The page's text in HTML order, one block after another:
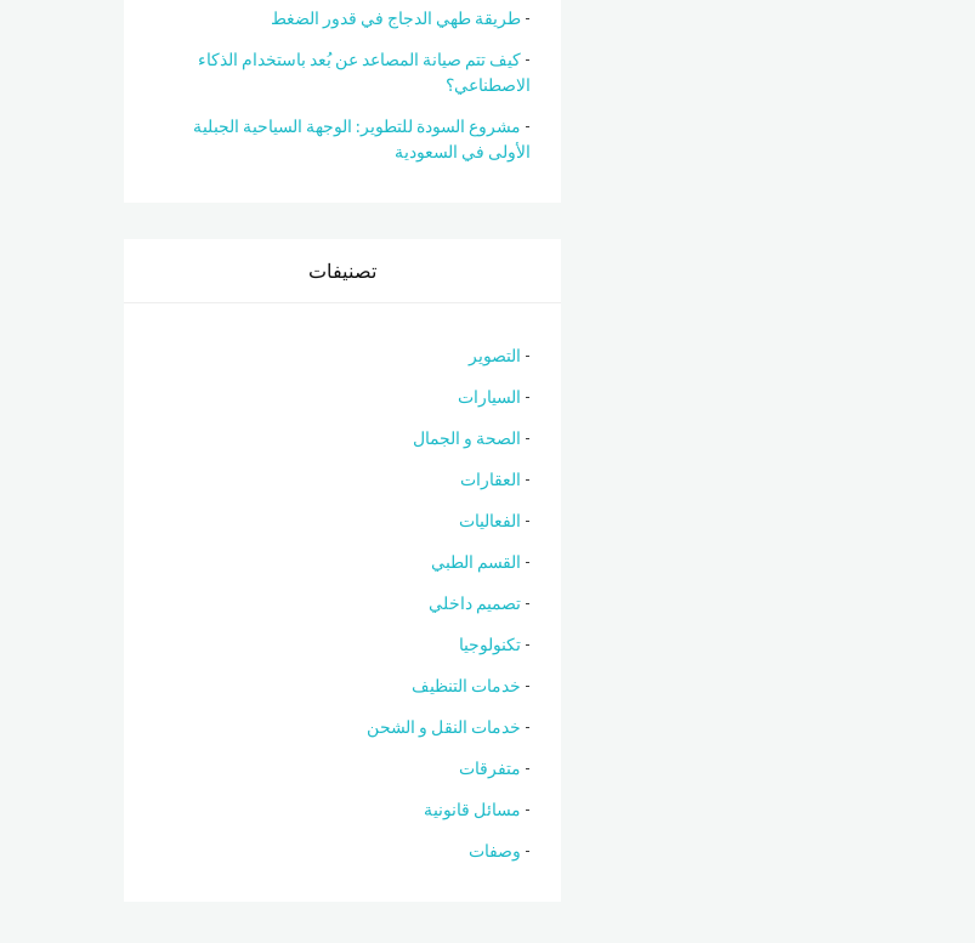
طريقة طهي الدجاج في قدور الضغط
كيف تتم صيانة المصاعد عن بُعد باستخدام الذكاء
الاصطناعي؟
مشروع السودة للتطوير: الوجهة السياحية الجبلية
الأولى في السعودية
تصنيفات
التصوير
السيارات
الصحة و الجمال
العقارات
الفعاليات
القسم الطبي
تصميم داخلي
تكنولوجيا
خدمات التنظيف
خدمات النقل و الشحن
متفرقات
مسائل قانونية
وصفات